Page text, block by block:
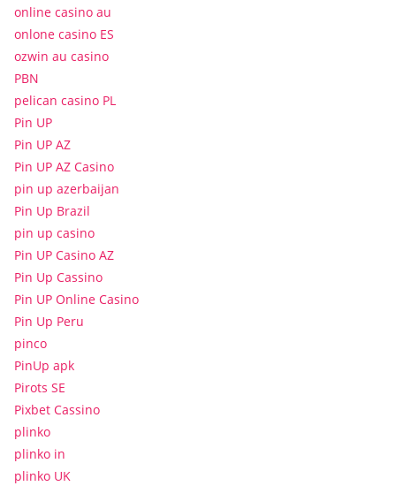
online casino au
onlone casino ES
ozwin au casino
PBN
pelican casino PL
Pin UP
Pin UP AZ
Pin UP AZ Casino
pin up azerbaijan
Pin Up Brazil
pin up casino
Pin UP Casino AZ
Pin Up Cassino
Pin UP Online Casino
Pin Up Peru
pinco
PinUp apk
Pirots SE
Pixbet Cassino
plinko
plinko in
plinko UK